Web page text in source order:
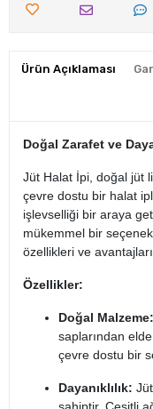
Ürün Açıklaması
Doğal Zarafet ve
Jüt Halat İpi, doğal jüt
çevre dostu bir halat
işlevselliği bir araya
mükemmel bir
özellikleri ve
Özellikler:
Doğal Malzeme:
saplarından
çevre dostu bir
Dayanıklılık: